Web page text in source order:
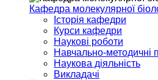
Кафедра молекулярної
Історія кафедри
Курси кафедри
Наукові роботи
Навчально-методичні
Наукова діяльність
Викладачі